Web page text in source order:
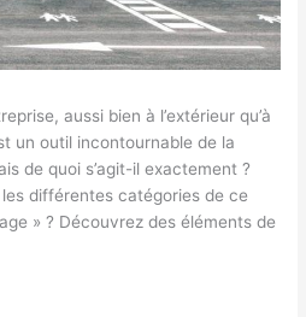
aussi bien à l’extérieur qu’à
un outil incontournable de la
de quoi s’agit-il exactement ?
différentes catégories de ce
» ? Découvrez des éléments de